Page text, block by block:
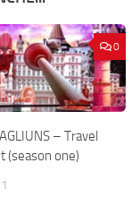
0
– Travel
(season one)